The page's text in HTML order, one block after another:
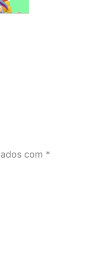
com *